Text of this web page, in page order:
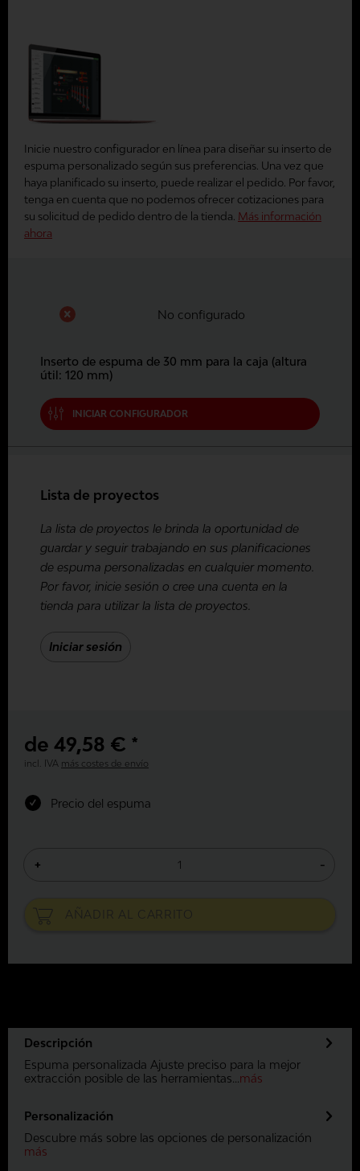
Inicie nuestro configurador en línea para diseñar su inserto de
espuma personalizado según sus preferencias. Una vez que
haya planificado su inserto, puede realizar el pedido. Por favor,
tenga en cuenta que no podemos ofrecer cotizaciones para
su solicitud de pedido dentro de la tienda. Más información
ahora
No configurado
Inserto de espuma de 30 mm para la caja (altura
útil: 120 mm)
INICIAR CONFIGURADOR
Lista de proyectos
La lista de proyectos le brinda la oportunidad de
guardar y seguir trabajando en sus planificaciones
de espuma personalizadas en cualquier momento.
Por favor, inicie sesión o cree una cuenta en la
tienda para utilizar la lista de proyectos.
Iniciar sesión
de 49,58 € *
incl. IVA más costes de envío
Precio del espuma
+ -
AÑADIR AL CARRITO
Descripción
Espuma personalizada Ajuste preciso para la mejor
extracción posible de las herramientas... más
Personalización
Descubre más sobre las opciones de personalización
más